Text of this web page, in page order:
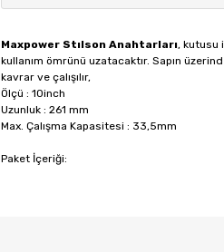
Maxpower Stılson Anahtarları, kutusu
kullanım ömrünü uzatacaktır. Sapın
kavrar ve çalışılır,
Ölçü : 10inch
Uzunluk : 261 mm
Max. Çalışma Kapasitesi : 33,5mm
Paket İçeriği: